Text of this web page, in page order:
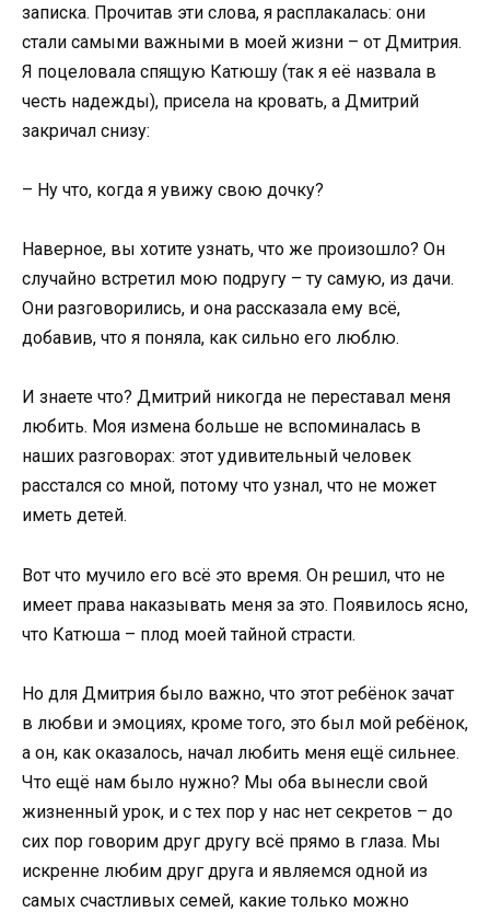
записка. Прочитав эти слова, я расплакалась: они
стали самыми важными в моей жизни – от Дмитрия.
Я поцеловала спящую Катюшу (так я её назвала в
честь надежды), присела на кровать, а Дмитрий
закричал снизу:
– Ну что, когда я увижу свою дочку?
Наверное, вы хотите узнать, что же произошло? Он
случайно встретил мою подругу – ту самую, из дачи.
Они разговорились, и она рассказала ему всё,
добавив, что я поняла, как сильно его люблю.
И знаете что? Дмитрий никогда не переставал меня
любить. Моя измена больше не вспоминалась в
наших разговорах: этот удивительный человек
расстался со мной, потому что узнал, что не может
иметь детей.
Вот что мучило его всё это время. Он решил, что не
имеет права наказывать меня за это. Появилось ясно,
что Катюша – плод моей тайной страсти.
Но для Дмитрия было важно, что этот ребёнок зачат
в любви и эмоциях, кроме того, это был мой ребёнок,
а он, как оказалось, начал любить меня ещё сильнее.
Что ещё нам было нужно? Мы оба вынесли свой
жизненный урок, и с тех пор у нас нет секретов – до
сих пор говорим друг другу всё прямо в глаза. Мы
искренне любим друг друга и являемся одной из
самых счастливых семей, какие только можно